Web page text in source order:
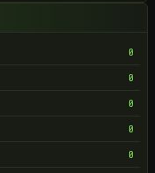
0
0
0
0
0